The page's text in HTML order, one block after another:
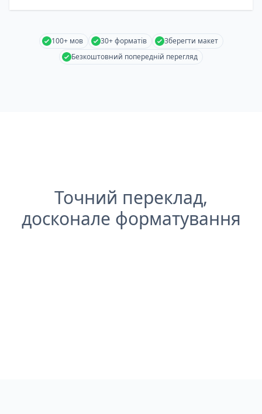
100+ мов 30+ форматів
Зберегти макет
Безкоштовний попередній перегляд
Точний переклад,
досконале форматування